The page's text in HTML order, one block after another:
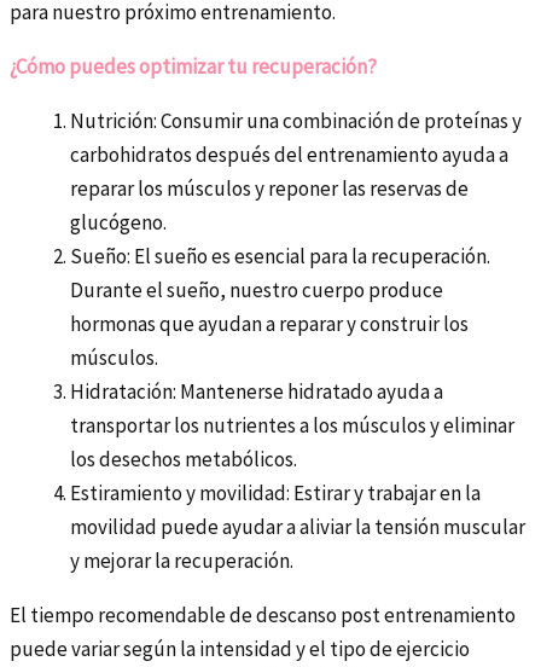
para nuestro próximo entrenamiento.
¿Cómo puedes optimizar tu recuperación?
Nutrición: Consumir una combinación de proteínas y
carbohidratos después del entrenamiento ayuda a
reparar los músculos y reponer las reservas de
glucógeno.
Sueño: El sueño es esencial para la recuperación.
Durante el sueño, nuestro cuerpo produce
hormonas que ayudan a reparar y construir los
músculos.
Hidratación: Mantenerse hidratado ayuda a
transportar los nutrientes a los músculos y eliminar
los desechos metabólicos.
Estiramiento y movilidad: Estirar y trabajar en la
movilidad puede ayudar a aliviar la tensión muscular
y mejorar la recuperación.
El tiempo recomendable de descanso post entrenamiento
puede variar según la intensidad y el tipo de ejercicio